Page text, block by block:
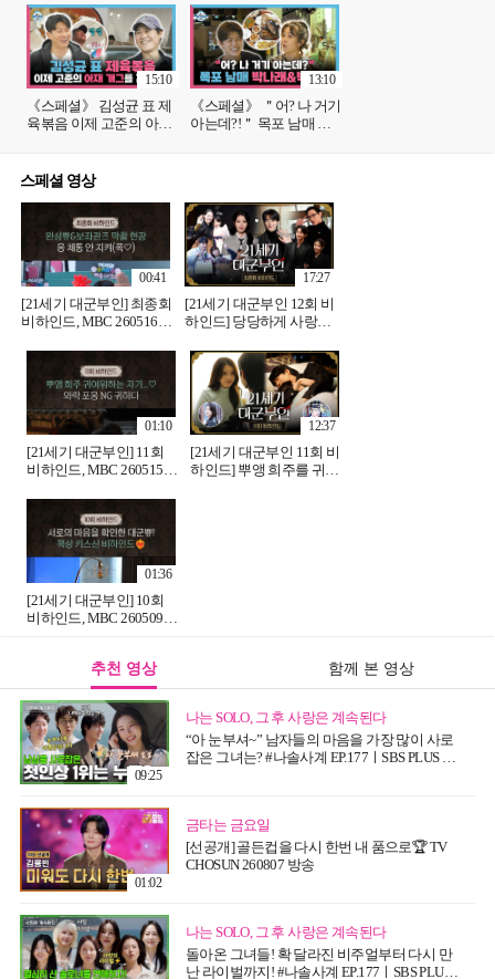
성균 표 김치제육&수육
요리🤤 | #고준 #김성균
MBC250207방송
《스페셜》 김성균 표 제
육볶음 이제 고준의 아재
15:10
《스페셜》 ＂어? 나 거기
아는데?!＂ 목포 남매 박
13:10
스페셜 영상
[21세기 대군부인] 최종회
비하인드, MBC 260516
00:41
[21세기 대군부인 12회 비
하인드] 당당하게 사랑하
지막 비하인드! 그동안 ＜
21세기 대군부인＞을 사
랑해주셔서 감사합니다
🫶🏻, MBC 260516 방
17:27
[21세기 대군부인] 11회
비하인드, MBC 260515
01:10
[21세기 대군부인 11회 비
하인드] 뿌앵 희주를 귀여
12:37
[21세기 대군부인] 10회
비하인드, MBC 260509
01:36
추천 영상 함께 본 영상
나는 SOLO, 그 후 사랑은 계속된다
“아 눈부셔~” 남자들의 마음을 가장 많이 사로
잡은 그녀는? #나솔사계 EP.177ㅣSBS PLUS X
09:25
금타는 금요일
[선공개] 골든컵을 다시 한번 내 품으로🏆 TV
CHOSUN 260807 방송
01:02
나는 SOLO, 그 후 사랑은 계속된다
돌아온 그녀들! 확 달라진 비주얼부터 다시 만
난 라이벌까지! #나솔사계 EP.177ㅣSBS PLUS